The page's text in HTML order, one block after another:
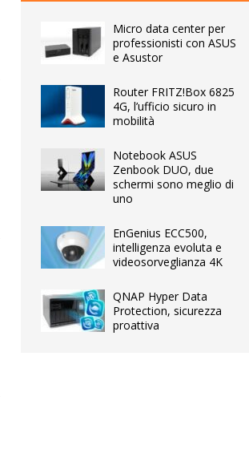
Micro data center per
professionisti con ASUS
e Asustor
Router FRITZ!Box 6825
4G, l’ufficio sicuro in
mobilità
Notebook ASUS
Zenbook DUO, due
schermi sono meglio di
uno
EnGenius ECC500,
intelligenza evoluta e
videosorveglianza 4K
QNAP Hyper Data
Protection, sicurezza
proattiva